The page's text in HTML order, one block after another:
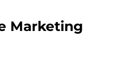
Marketing